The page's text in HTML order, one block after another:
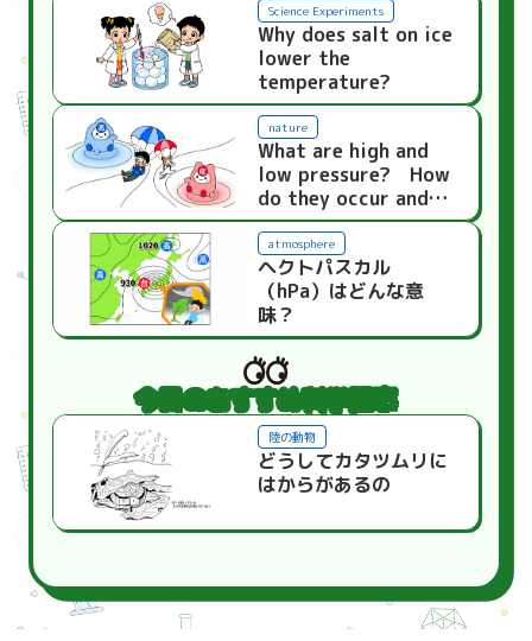
Science Experiments
Why does salt on ice
lower the
temperature?
nature
What are high and
low pressure? How
do they occur and
what is their
relationship to the
weather?
atmosphere
ヘクトパスカル
（hPa）はどんな意
味？
今日のおすすめ科学記事
陸の動物
どうしてカタツムリに
はからがあるの